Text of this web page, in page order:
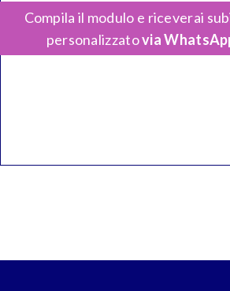
Compila il modulo e riceverai
personalizzatovia